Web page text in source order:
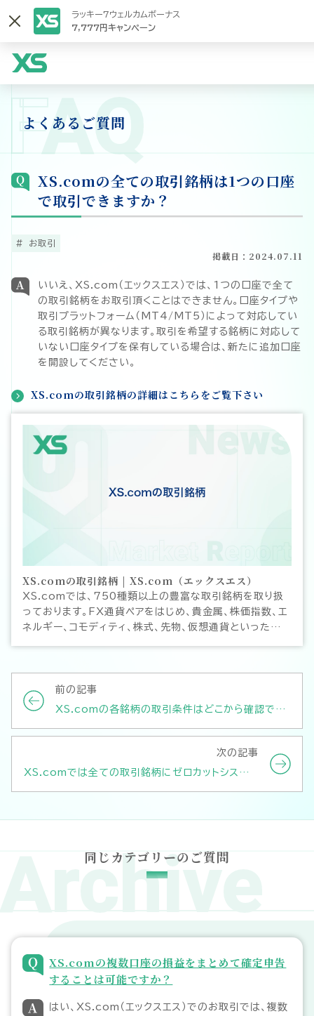
ラッキー7ウェルカムボーナス
7,777円キャンペーン
よくあるご質問
FAQ
XS.comの全ての取引銘柄は1つの口座
で取引できますか？
お取引
掲載日：2024.07.11
いいえ、XS.com（エックスエス）では、1つの口座で全て
の取引銘柄をお取引頂くことはできません。口座タイプや
取引プラットフォーム（MT4/MT5）によって対応してい
る取引銘柄が異なります。取引を希望する銘柄に対応して
いない口座タイプを保有している場合は、新たに追加口座
を開設してください。
XS.comの取引銘柄の詳細はこちらをご覧下さい
XS.comの取引銘柄 | XS.com（エックスエス）
XS.comでは、750種類以上の豊富な取引銘柄を取り扱
っております。FX通貨ペアをはじめ、貴金属、株価指数、エ
ネルギー、コモディティ、株式、先物、仮想通貨といった幅広
さい。
前の記事
XS.comの各銘柄の取引条件はどこから確認でき
次の記事
XS.comでは全ての取引銘柄にゼロカットシステム
同じカテゴリーのご質問
XS.comの複数口座の損益をまとめて確定申告
することは可能ですか？
はい、XS.com（エックスエス）でのお取引では、複数
Archive